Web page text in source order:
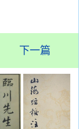
下一篇